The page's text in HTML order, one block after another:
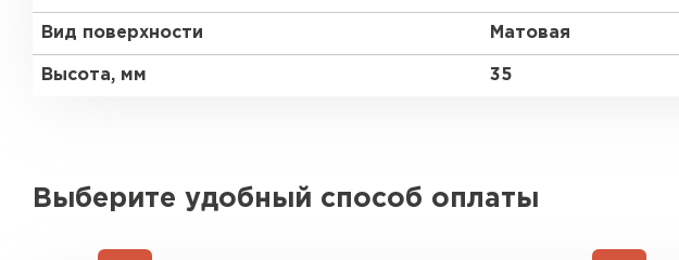
Вид поверхности Матовая
Высота, мм 35
Выберите удобный способ оплаты